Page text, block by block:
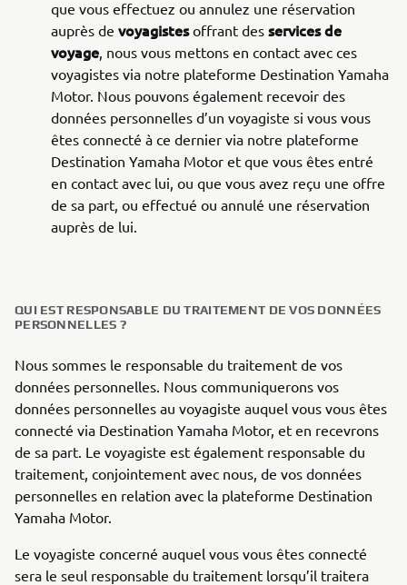
que vous effectuez ou annulez une réservation
auprès de voyagistesoffrant des services de
voyage, nous vous mettons en contact avec ces
voyagistes via notre plateforme Destination Yamaha
Motor. Nous pouvons également recevoir des
données personnelles d’un voyagiste si vous vous
êtes connecté à ce dernier via notre plateforme
Destination Yamaha Motor et que vous êtes entré
en contact avec lui, ou que vous avez reçu une offre
de sa part, ou effectué ou annulé une réservation
auprès de lui.
QUI EST RESPONSABLE DU TRAITEMENT DE VOS DONNÉES
PERSONNELLES ?
Nous sommes le responsable du traitement de vos
données personnelles. Nous communiquerons vos
données personnelles au voyagiste auquel vous vous êtes
connecté via Destination Yamaha Motor, et en recevrons
de sa part. Le voyagiste est également responsable du
traitement, conjointement avec nous, de vos données
personnelles en relation avec la plateforme Destination
Yamaha Motor.
Le voyagiste concerné auquel vous vous êtes connecté
sera le seul responsable du traitement lorsqu’il traitera